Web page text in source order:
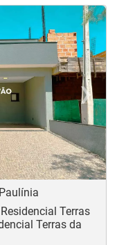
›
Terras
Terras da